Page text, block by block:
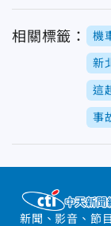
相關標籤： 機
新
這
事
新聞、影音、節